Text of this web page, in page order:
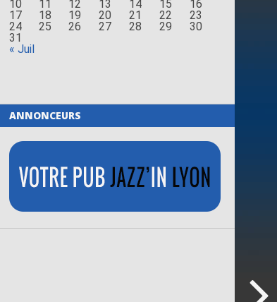
10
11 12 13 14 15
16
17
18 19 20 21 22
23
24
25 26 27 28 29
30
31
« Juil
ANNONCEURS